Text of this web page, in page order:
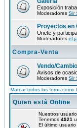
Exposición
Moderadores Sir
Proyectos en
Unete y participa
Moderadores el
Compra-Venta
Vendo/
Avisos de
Moderadores Sir
Marcar todos los foros como
Quien está Online
Nuestros
Tenemos 4921
El último